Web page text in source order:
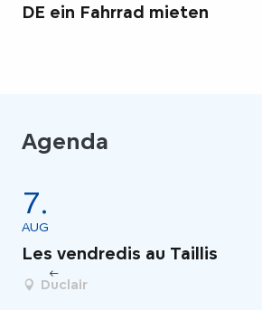
DE ein Fahrrad mieten
Agenda
7.
AUG
Les vendredis au Taillis
Duclair